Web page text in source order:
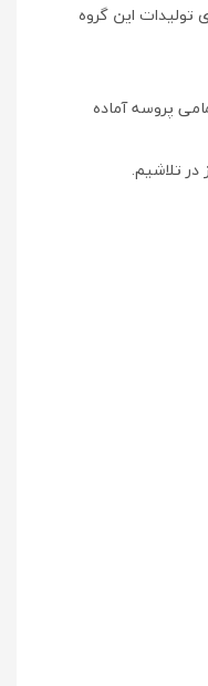
تولیدات این گروه
پروسه آماده
تلاشیم.